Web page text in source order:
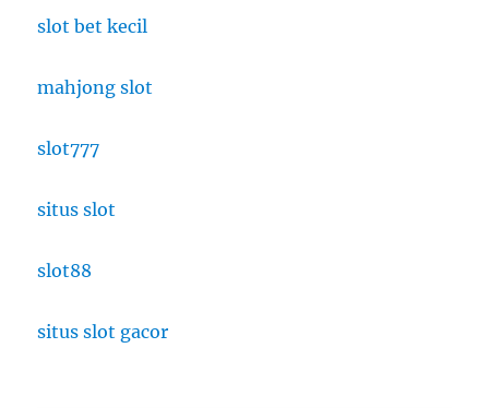
slot bet kecil
mahjong slot
slot777
situs slot
slot88
situs slot gacor